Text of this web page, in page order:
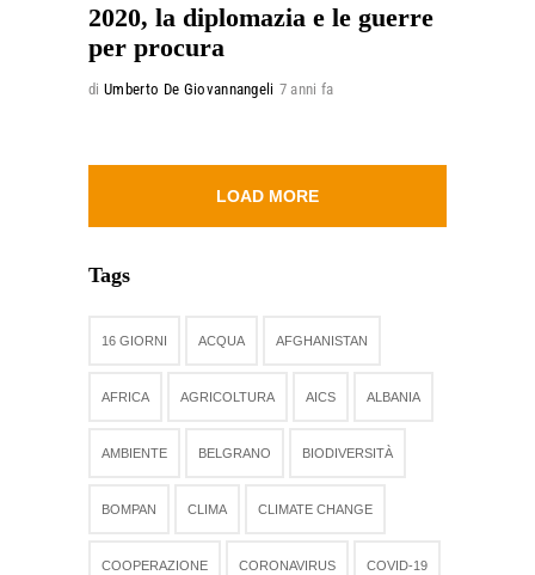
2020, la diplomazia e le guerre
per procura
di Umberto De Giovannangeli 7 anni fa
LOAD MORE
Tags
16 GIORNI ACQUA AFGHANISTAN
AFRICA AGRICOLTURA AICS ALBANIA
AMBIENTE BELGRANO BIODIVERSITÀ
BOMPAN CLIMA CLIMATE CHANGE
COOPERAZIONE CORONAVIRUS COVID-19